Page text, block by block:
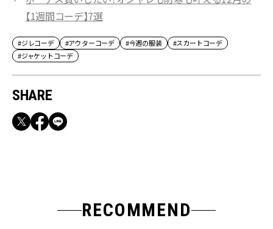
【1週間コーデ】7選
#ジレコーデ #アウターコーデ #今週の服装
#スカートコーデ
#ジャケットコーデ
SHARE
RECOMMEND